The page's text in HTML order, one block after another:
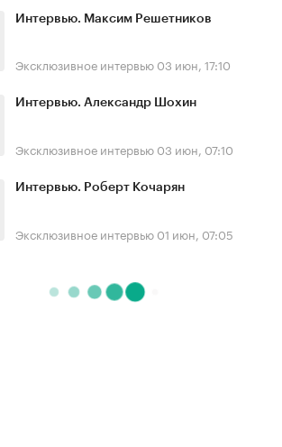
Интервью. Максим Решетников
Эксклюзивное интервью 03 июн, 17:10
Интервью. Александр Шохин
Эксклюзивное интервью 03 июн, 07:10
Интервью. Роберт Кочарян
Эксклюзивное интервью 01 июн, 07:05